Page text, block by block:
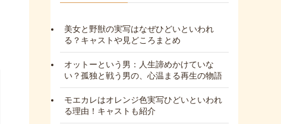
美女と野獣の実写はなぜひどいといわれ
る？キャストや見どころまとめ
オットーという男：人生諦めかけていな
い？孤独と戦う男の、心温まる再生の物語
モエカレはオレンジ色実写ひどいといわれ
る理由！キャストも紹介